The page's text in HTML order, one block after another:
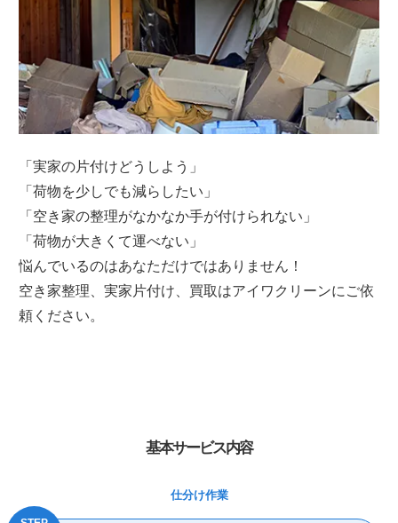
「実家の片付けどうしよう」
「荷物を少しでも減らしたい」
「空き家の整理がなかなか手が付けられない」
「荷物が大きくて運べない」
悩んでいるのはあなただけではありません！
空き家整理、実家片付け、買取はアイワクリーンにご依
頼ください。
基本サービス内容
仕分け作業